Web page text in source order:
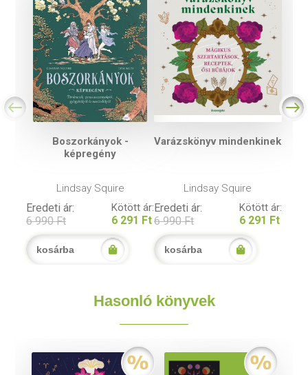
Boszorkányok -
képregény
Lindsay Squire
Eredeti ár:
6 990 Ft
Kötött ár:
6 291 Ft
kosárba
Varázskönyv mindenkinek
Lindsay Squire
Eredeti ár:
6 990 Ft
Kötött ár:
6 291 Ft
kosárba
Hasonló könyvek